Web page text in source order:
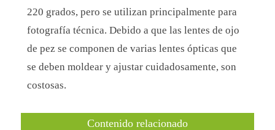
220 grados, pero se utilizan principalmente para
fotografía técnica. Debido a que las lentes de ojo
de pez se componen de varias lentes ópticas que
se deben moldear y ajustar cuidadosamente, son
costosas.
Contenido relacionado